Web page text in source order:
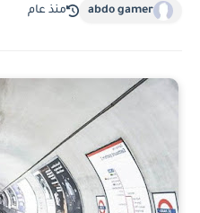
abdo gamer منذ عام